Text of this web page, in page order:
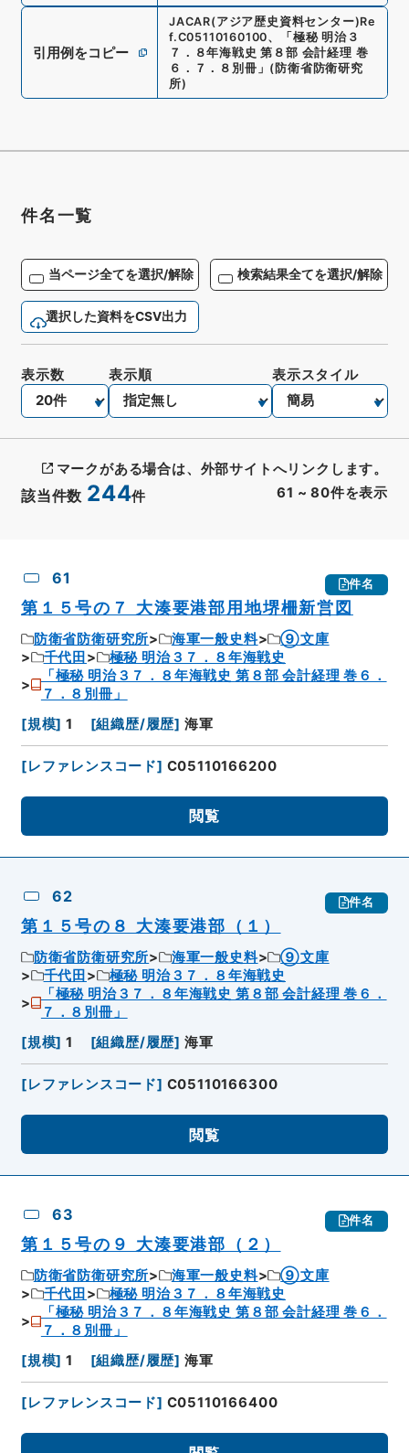
引用例をコピー
JACAR(アジア歴史資料センター)Re
f.C05110160100、
「極秘 明治３
７．８年海戦史 第８部 会計経理 巻
６．７．８別冊」 ( 防衛省防衛研究
所)
件名一覧
当ページ全てを選択/解除 検索結果全てを選択/解除
選択した資料をCSV出力
該当件数 244件 61 ~ 80件を表示
表示数 表示順 表示スタイル
マークがある場合は、外部サイトへリンクします。
61 件名
第１５号の７ 大湊要港部用地堺柵新営図
防衛省防衛研究所 海軍一般史料
⑨文庫
千代田
極秘 明治３７．８年海戦史
「極秘 明治３７．８年海戦史 第８部 会計経理 巻６．
７．８別冊」
[規模] 1 [組織歴/履歴] 海軍
[レファレンスコード] C05110166200
閲覧
62 件名
第１５号の８ 大湊要港部（１）
防衛省防衛研究所 海軍一般史料
⑨文庫
千代田
極秘 明治３７．８年海戦史
「極秘 明治３７．８年海戦史 第８部 会計経理 巻６．
７．８別冊」
[規模] 1 [組織歴/履歴] 海軍
[レファレンスコード] C05110166300
閲覧
63 件名
第１５号の９ 大湊要港部（２）
防衛省防衛研究所 海軍一般史料
⑨文庫
千代田
極秘 明治３７．８年海戦史
「極秘 明治３７．８年海戦史 第８部 会計経理 巻６．
７．８別冊」
[規模] 1 [組織歴/履歴] 海軍
[レファレンスコード] C05110166400